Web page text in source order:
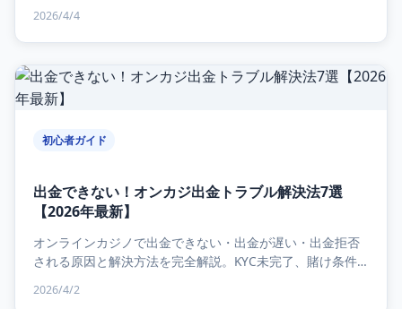
2026/4/4
初心者ガイド
出金できない！オンカジ出金トラブル解決法7選
【2026年最新】
オンラインカジノで出金できない・出金が遅い・出金拒否
される原因と解決方法を完全解説。KYC未完了、賭け条件
法。...
2026/4/2